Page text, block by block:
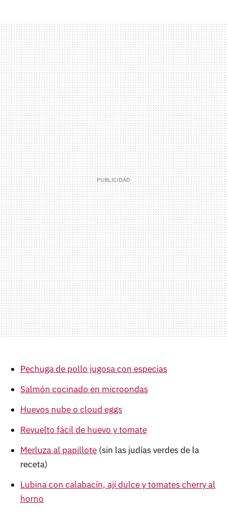
Pechuga de pollo jugosa con especias
Salmón cocinado en microondas
Huevos nube o cloud eggs
Revuelto fácil de huevo y tomate
Merluza al papillote (sin las judías verdes de la
receta)
Lubina con calabacín, ají dulce y tomates cherry al
horno